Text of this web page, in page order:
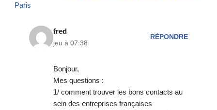
Paris
fred
jeu à 07:38
RÉPONDRE
Bonjour,
Mes questions :
1/ comment trouver les bons contacts au
sein des entreprises françaises